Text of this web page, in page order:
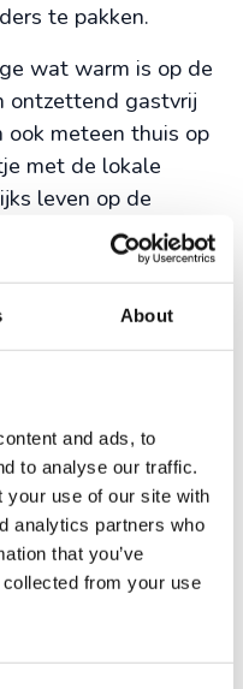
About
and ads, to
to analyse our traffic.
your use of our site with
analytics partners who
that you’ve
from your use
te pakken.
wat warm is op de
ontzettend gastvrij
ook meteen thuis op
met de lokale
leven op de
keuken en
cultuur.
op Sal, Boa
bekend om hun
onder de
aan witte
zee en het
niet zo raar. Er
en gedoken
warme zand en
onder de
beter wordt het